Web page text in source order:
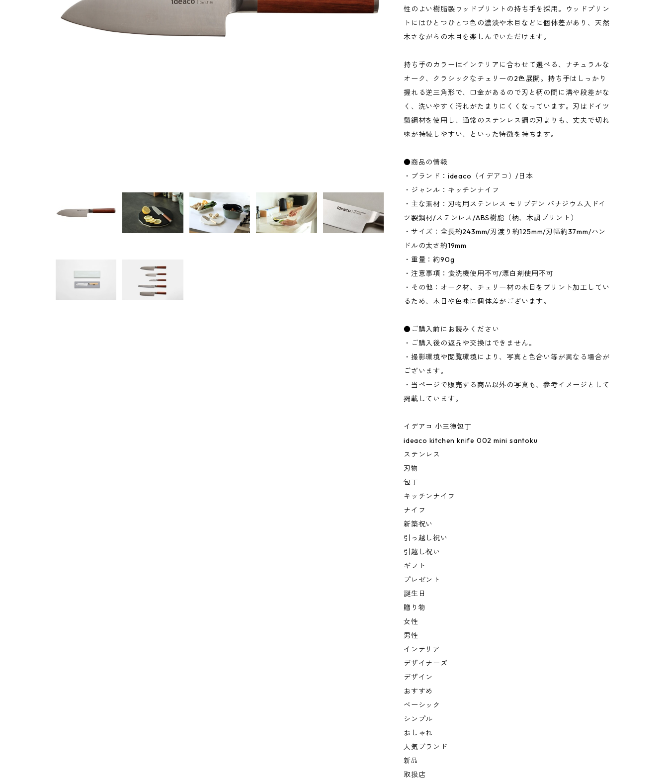
性のよい樹脂製ウッドプリントの持ち手を採用。ウッドプリン
トにはひとつひとつ色の濃淡や木目などに個体差があり、天然
木さながらの木目を楽しんでいただけます。
持ち手のカラーはインテリアに合わせて選べる、ナチュラルな
オーク、クラシックなチェリーの2色展開。持ち手はしっかり
握れる逆三角形で、口金があるので刃と柄の間に溝や段差がな
く、洗いやすく汚れがたまりにくくなっています。刃はドイツ
製鋼材を使用し、通常のステンレス鋼の刃よりも、丈夫で切れ
味が持続しやすい、といった特徴を持ちます。
●商品の情報
・ブランド：ideaco（イデアコ）/日本
・ジャンル：キッチンナイフ
・主な素材：刃物用ステンレス モリブデン バナジウム入ドイ
ツ製鋼材/ステンレス/ABS樹脂（柄、木調プリント）
・サイズ：全長約243mm/刃渡り約125mm/刃幅約37mm/ハン
ドルの太さ約19mm
・重量：約90g
・注意事項：食洗機使用不可/漂白剤使用不可
・その他：オーク材、チェリー材の木目をプリント加工してい
るため、木目や色味に個体差がございます。
●ご購入前にお読みください
・ご購入後の返品や交換はできません。
・撮影環境や閲覧環境により、写真と色合い等が異なる場合が
ございます。
・当ページで販売する商品以外の写真も、参考イメージとして
掲載しています。
イデアコ 小三徳包丁
ideaco kitchen knife 002 mini santoku
ステンレス
刃物
包丁
キッチンナイフ
ナイフ
新築祝い
引っ越し祝い
引越し祝い
ギフト
プレゼント
誕生日
贈り物
女性
男性
インテリア
デザイナーズ
デザイン
おすすめ
ベーシック
シンプル
おしゃれ
人気ブランド
新品
取扱店